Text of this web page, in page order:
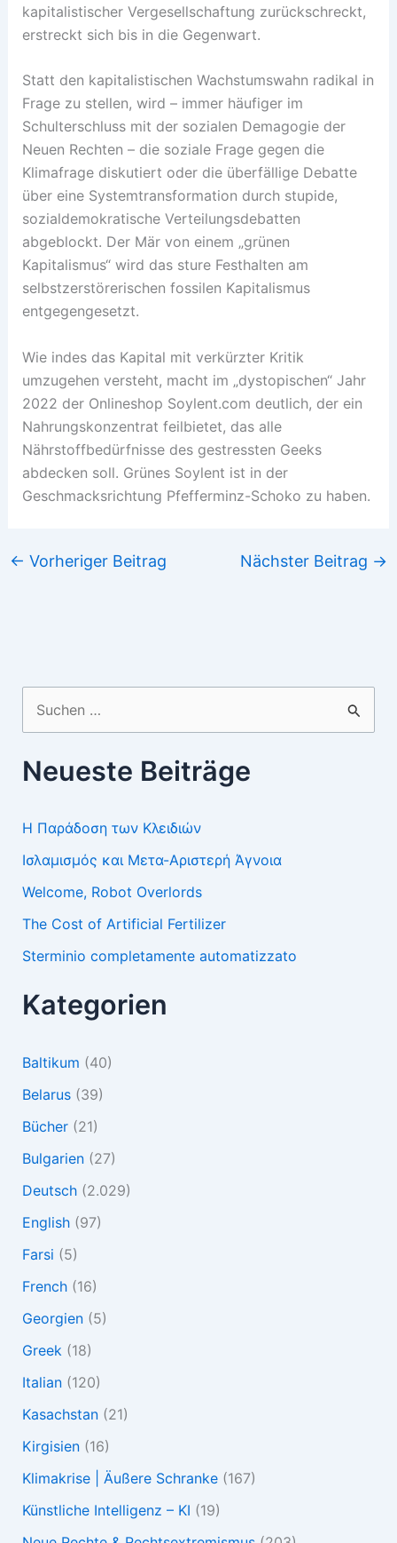
kapitalistischer Vergesellschaftung zurückschreckt,
erstreckt sich bis in die Gegenwart.
Statt den kapitalistischen Wachstumswahn radikal in
Frage zu stellen, wird – immer häufiger im
Schulterschluss mit der sozialen Demagogie der
Neuen Rechten – die soziale Frage gegen die
Klimafrage diskutiert oder die überfällige Debatte
über eine Systemtransformation durch stupide,
sozialdemokratische Verteilungsdebatten
abgeblockt. Der Mär von einem „grünen
Kapitalismus“ wird das sture Festhalten am
selbstzerstörerischen fossilen Kapitalismus
entgegengesetzt.
Wie indes das Kapital mit verkürzter Kritik
umzugehen versteht, macht im „dystopischen“ Jahr
2022 der Onlineshop Soylent.com deutlich, der ein
Nahrungskonzentrat feilbietet, das alle
Nährstoffbedürfnisse des gestressten Geeks
abdecken soll. Grünes Soylent ist in der
Geschmacksrichtung Pfefferminz-Schoko zu haben.
← Vorheriger Beitrag Nächster Beitrag →
nach:
Neueste Beiträge
Η Παράδοση των Κλειδιών
Ισλαμισμός και Μετα-Αριστερή Άγνοια
Welcome, Robot Overlords
The Cost of Artificial Fertilizer
Sterminio completamente automatizzato
Kategorien
Baltikum (40)
Belarus(39)
Bücher(21)
Bulgarien(27)
Deutsch(2.029)
English(97)
Farsi (5)
French(16)
Georgien(5)
Greek (18)
Italian(120)
Kasachstan(21)
Kirgisien(16)
Klimakrise | Äußere Schranke(167)
Künstliche Intelligenz – KI (19)